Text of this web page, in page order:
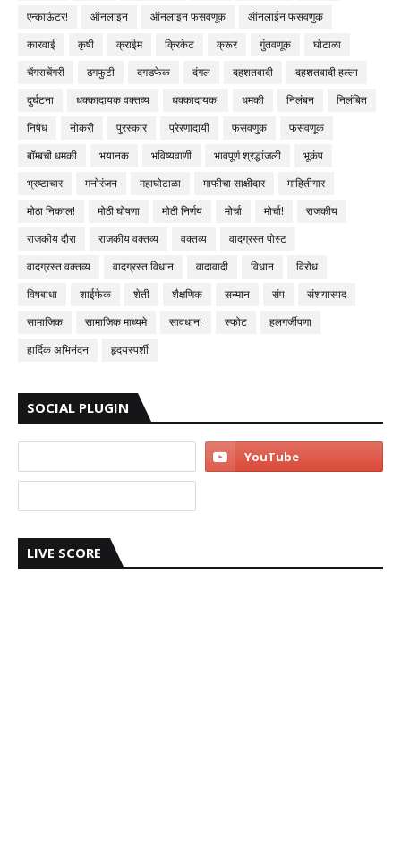
एन्काऊंटर!
ऑनलाइन ऑनलाइन फसवणूक
ऑनलाईन फसवणुक
कारवाई
कृषी क्राईम क्रिकेट क्रूर गुंतवणूक
घोटाळा
चेंगराचेंगरी
ढगफुटी दगडफेक दंगल दहशतवादी
दहशतवादी हल्ला
दुर्घटना
धक्कादायक वक्तव्य धक्कादायक! धमकी निलंबन
निलंबित
निषेध
नोकरी पुरस्कार प्रेरणादायी फसवणुक
फसवणूक
बॉम्बची धमकी
भयानक भविष्यवाणी भावपूर्ण श्रद्धांजली
भूकंप
भ्रष्टाचार
मनोरंजन महाघोटाळा माफीचा साक्षीदार
माहितीगार
मोठा निकाल!
मोठी घोषणा मोठी निर्णय मोर्चा मोर्चा!
राजकीय
राजकीय दौरा
राजकीय वक्तव्य वक्तव्य
वादग्रस्त पोस्ट
वादग्रस्त वक्तव्य
वादग्रस्त विधान वादावादी विधान
विरोध
विषबाधा
शाईफेक शेती शैक्षणिक सन्मान संप
संशयास्पद
सामाजिक
सामाजिक माध्यमे सावधान! स्फोट
हलगर्जीपणा
हार्दिक अभिनंदन
हृदयस्पर्शी
SOCIAL PLUGIN
LIVE SCORE